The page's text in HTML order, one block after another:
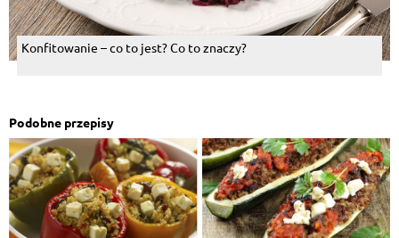
Konfitowanie – co to jest? Co to znaczy?
Podobne przepisy